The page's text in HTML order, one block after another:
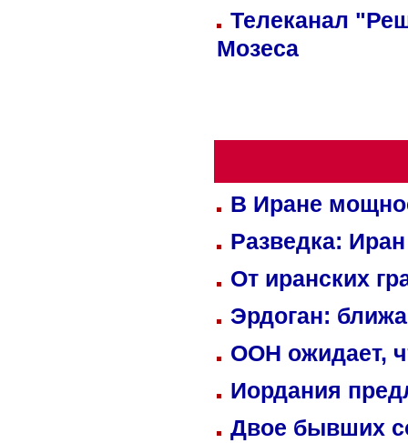
Телеканал
Мозеса
В Иране
Разведка:
От иранских
Эрдоган:
ООН ожидает,
Иордания
Двое бывших